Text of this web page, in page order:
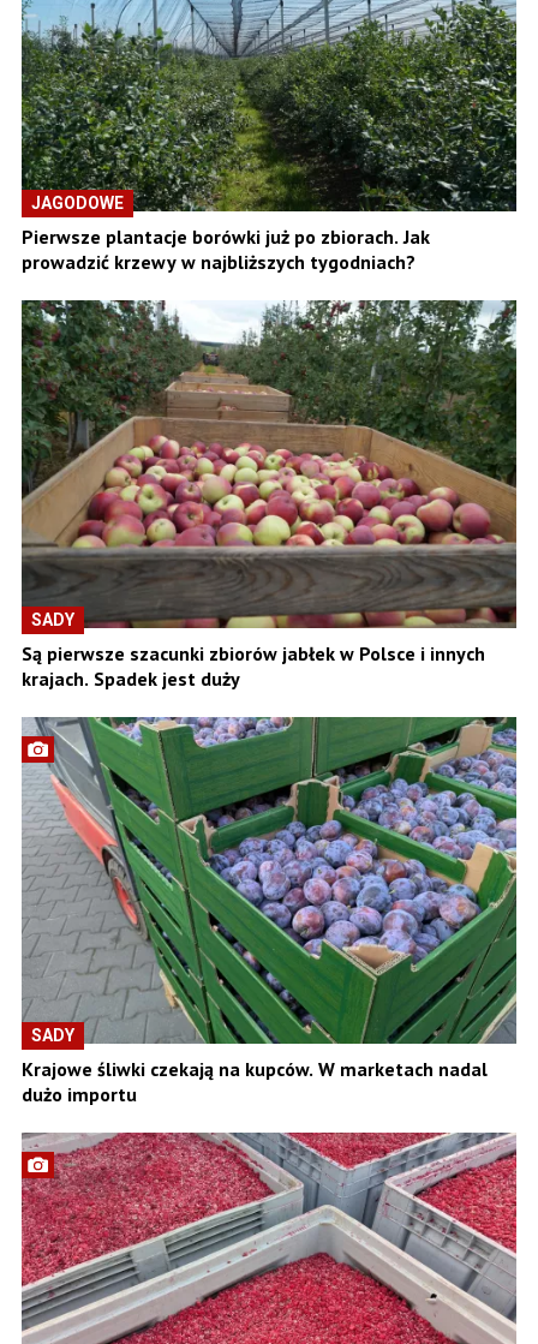
JAGODOWE
Pierwsze plantacje borówki już po zbiorach. Jak
prowadzić krzewy w najbliższych tygodniach?
SADY
Są pierwsze szacunki zbiorów jabłek w Polsce i innych
krajach. Spadek jest duży
SADY
Krajowe śliwki czekają na kupców. W marketach nadal
dużo importu